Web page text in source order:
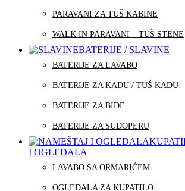
PARAVANI ZA TUŠ KABINE
WALK IN PARAVANI – TUŠ STENE
BATERIJE / SLAVINE
BATERIJE ZA LAVABO
BATERIJE ZA KADU / TUŠ KADU
BATERIJE ZA BIDE
BATERIJE ZA SUDOPERU
I OGLEDALA
LAVABO SA ORMARIĆEM
OGLEDALA ZA KUPATILO